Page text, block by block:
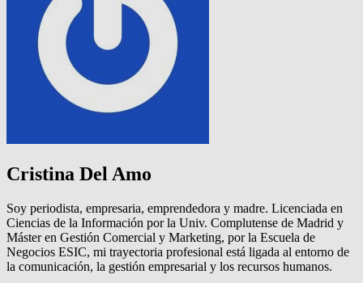
Cristina Del Amo
Soy periodista, empresaria, emprendedora y madre. Licenciada en
Ciencias de la Información por la Univ. Complutense de Madrid y
Máster en Gestión Comercial y Marketing, por la Escuela de
Negocios ESIC, mi trayectoria profesional está ligada al entorno de
la comunicación, la gestión empresarial y los recursos humanos.